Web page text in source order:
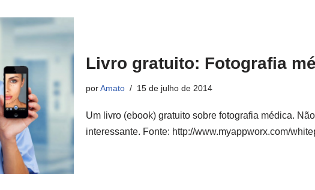
Livro gratuito: Fotografia
porAmato 15 de julho de 2014
Um livro (ebook) gratuito sobre fotografia médica.
interessante. Fonte: http://www.myappworx.com/